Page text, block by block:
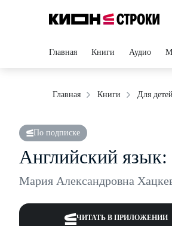
Главная Книги Аудио
Главная Книги Для детей
По подписке
Английский
Мария Александровна
ЧИТАТЬ В ПРИЛОЖЕНИИ